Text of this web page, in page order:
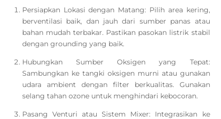
Persiapkan Lokasi dengan Matang: Pilih area kering,
berventilasi baik, dan jauh dari sumber panas atau
bahan mudah terbakar. Pastikan pasokan listrik stabil
dengan grounding yang baik.
Hubungkan Sumber Oksigen yang Tepat:
Sambungkan ke tangki oksigen murni atau gunakan
udara ambient dengan filter berkualitas. Gunakan
selang tahan ozone untuk menghindari kebocoran.
Pasang Venturi atau Sistem Mixer: Integrasikan ke